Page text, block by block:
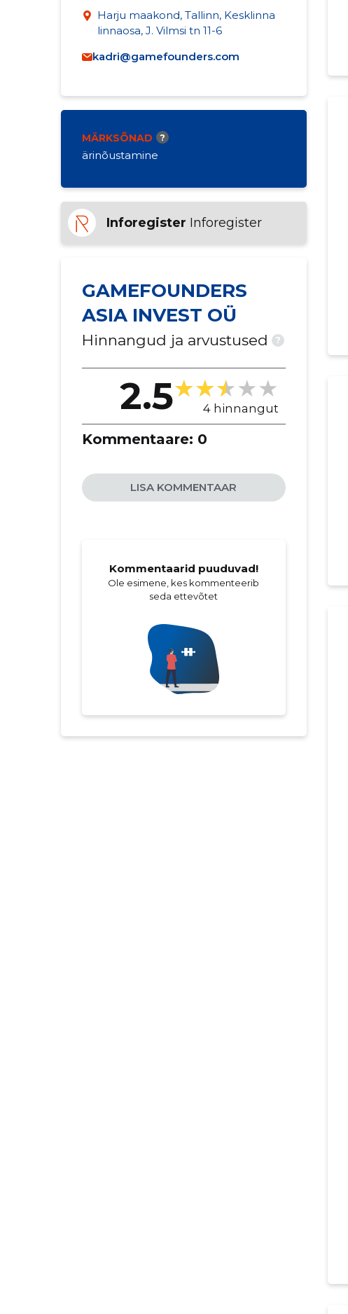
Harju maakond, Tallinn, Kesklinna
linnaosa, J. Vilmsi tn 11-6
kadri@gamefounders.com
MÄRKSÕNAD ?
ärinõustamine
Inforegister Inforegister
GAMEFOUNDERS
ASIA INVEST OÜ
Hinnangud ja arvustused ?
2.5 4 hinnangut
Kommentaare: 0
LISA KOMMENTAAR
Kommentaarid puuduvad!
Ole esimene, kes kommenteerib
seda ettevõtet